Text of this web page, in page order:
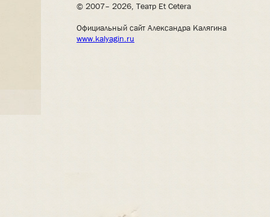
© 2007– 2026, Театр Et Cetera
Официальный сайт Александра Калягина
www.kalyagin.ru